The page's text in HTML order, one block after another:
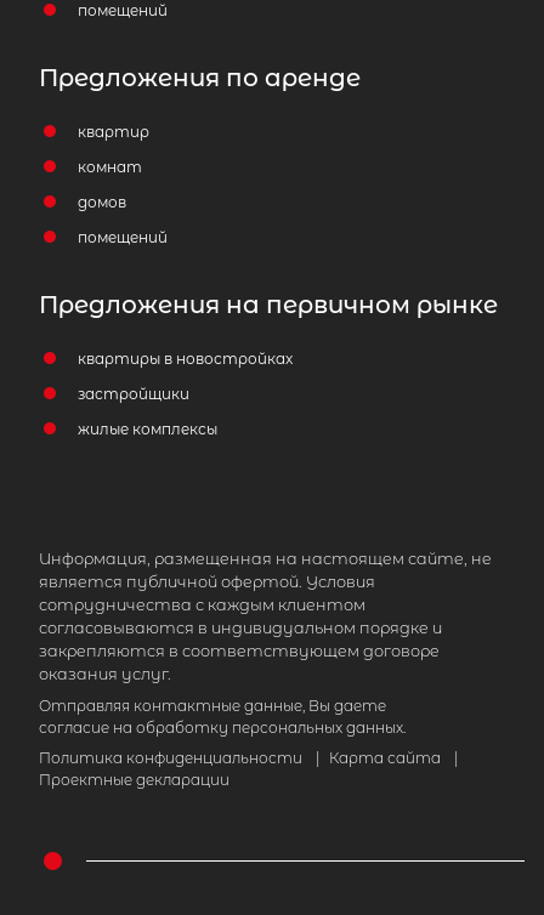
помещений
Предложения по аренде
квартир
комнат
домов
помещений
Предложения на первичном рынке
квартиры в новостройках
застройщики
жилые комплексы
Информация, размещенная на настоящем сайте, не
является публичной офертой. Условия
сотрудничества с каждым клиентом
согласовываются в индивидуальном порядке и
закрепляются в соответствующем договоре
оказания услуг.
Отправляя контактные данные, Вы даете
согласие на обработку персональных данных.
Политика конфиденциальности
Карта сайта
Проектные декларации